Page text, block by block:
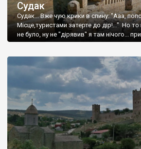
Судак
Судак... Вже чую крики в спину: "Ааа,
Місце,туристами затерте до дір!..." Но
не було, ну не "дірявив" я там нічого...